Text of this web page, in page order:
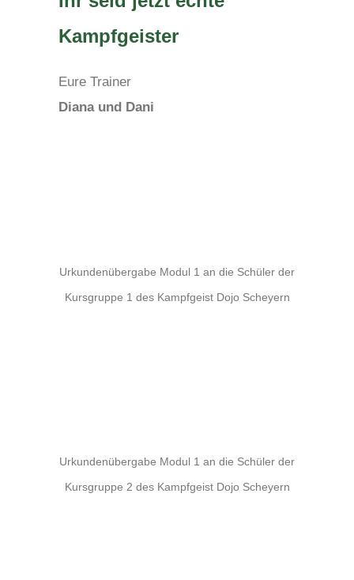
Kampfgeister
Eure Trainer
Diana und Dani
Urkundenübergabe Modul 1 an die Schüler der
Kursgruppe 1 des Kampfgeist Dojo Scheyern
Urkundenübergabe Modul 1 an die Schüler der
Kursgruppe 2 des Kampfgeist Dojo Scheyern